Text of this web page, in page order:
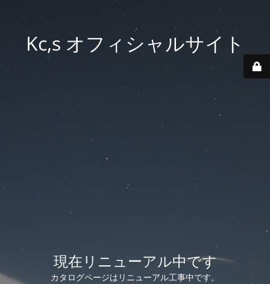
Kc,s オフィシャルサイト
現在リニューアル中です
カタログページはリニューアル工事中です。